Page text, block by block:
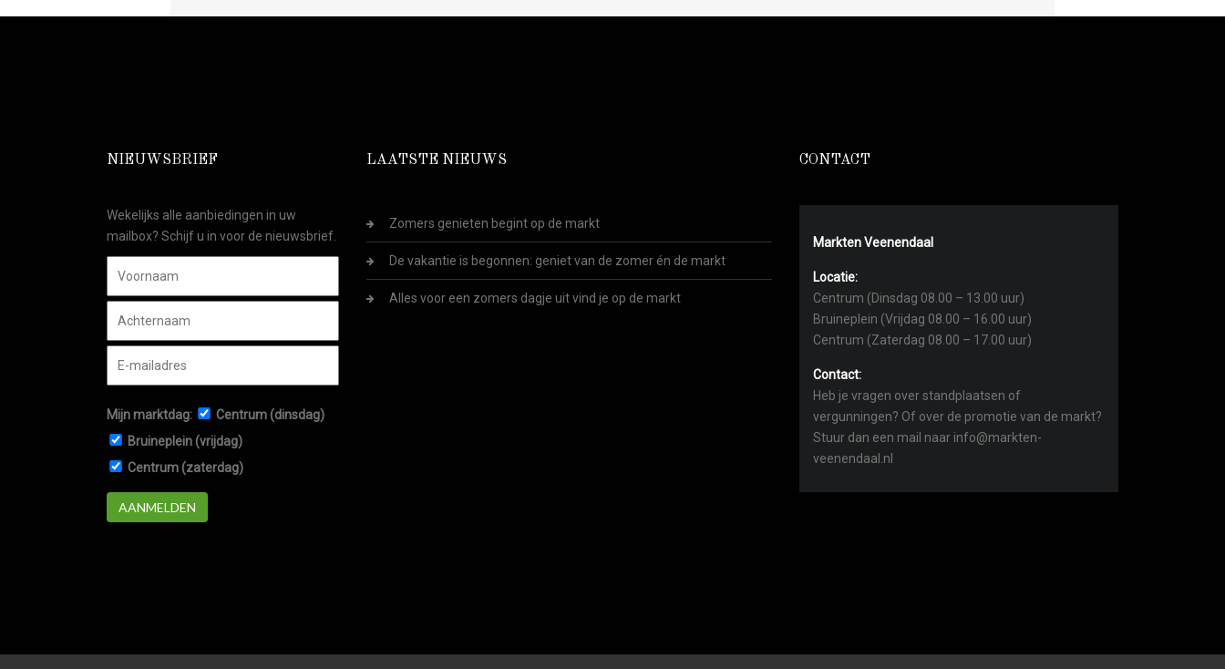
NIEUWSBRIEF
Wekelijks alle aanbiedingen in uw
mailbox? Schijf u in voor de nieuwsbrief.
Mijn marktdag:
Centrum (dinsdag)
Bruineplein (vrijdag)
Centrum (zaterdag)
AANMELDEN
LAATSTE NIEUWS
Zomers genieten begint op de markt
De vakantie is begonnen: geniet van de zomer én de markt
Alles voor een zomers dagje uit vind je op de markt
CONTACT
Markten Veenendaal
Locatie:
Centrum (Dinsdag 08.00 – 13.00 uur)
Bruineplein (Vrijdag 08.00 – 16.00 uur)
Centrum (Zaterdag 08.00 – 17.00 uur)
Contact:
Heb je vragen over standplaatsen of
vergunningen? Of over de promotie van de markt?
Stuur dan een mail naar info@markten-
veenendaal.nl